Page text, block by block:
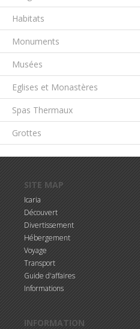
Habitats
Monuments
Musées
Eglises et Monastères
Spas Thermaux
Grottes
SITE MAP
Icaria
Découvert
Divertissement
Hébergement
Voyage
Transport
Guide d'affaires
Informations
INFORMATION